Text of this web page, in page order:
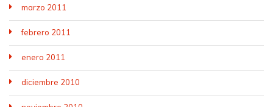
marzo 2011
febrero 2011
enero 2011
diciembre 2010